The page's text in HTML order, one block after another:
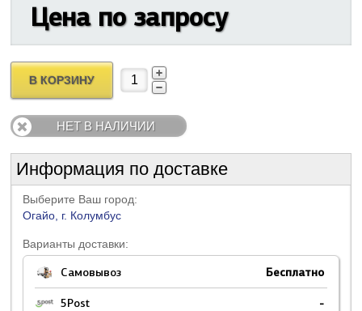
Цена по запросу
В КОРЗИНУ
НЕТ В НАЛИЧИИ
Информация по доставке
Выберите Ваш город:
Огайо, г. Колумбус
Варианты доставки:
Самовывоз Бесплатно
5Post -